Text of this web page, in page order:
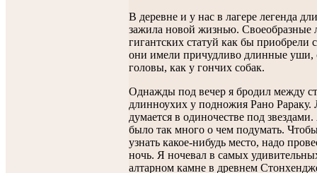
В деревне и у нас в лагере легенда
зажила новой жизнью. Своеобразные
гигантских статуй как бы приобрели
они имели причудливо длинные уши,
головы, как у гончих собак.
Однажды под вечер я бродил между
длинноухих у подножия Рано Рараку.
думается в одиночестве под
было так много о чем подумать.
узнать какое-нибудь место, надо
ночь. Я ночевал в самых
алтарном камне в древнем